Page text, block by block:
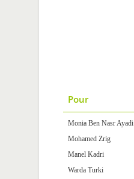
Pour
Monia Ben Nasr Ayadi
Mohamed Zrig
Manel Kadri
Warda Turki